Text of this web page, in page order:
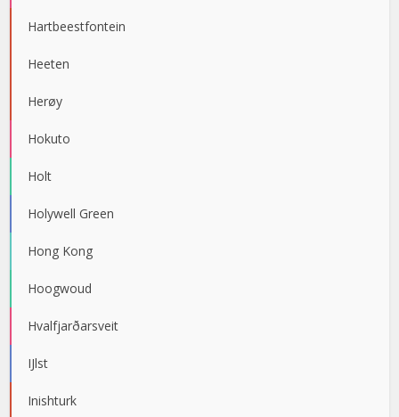
Hartbeestfontein
Heeten
Herøy
Hokuto
Holt
Holywell Green
Hong Kong
Hoogwoud
Hvalfjarðarsveit
IJlst
Inishturk